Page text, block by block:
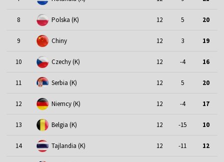
8 Polska (K) 12 5 20
9 Chiny 12 3 19
10 Czechy (K) 12 -4 16
11 Serbia (K) 12 5 20
12 Niemcy (K) 12 -4 17
13 Belgia (K) 12 -15 10
14 Tajlandia (K) 12 -11 12